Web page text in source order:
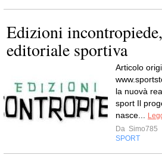
Edizioni
editoriale sportiva
Articolo
la nuovà
sport Il
nasce...
Da Simo785
SPORT